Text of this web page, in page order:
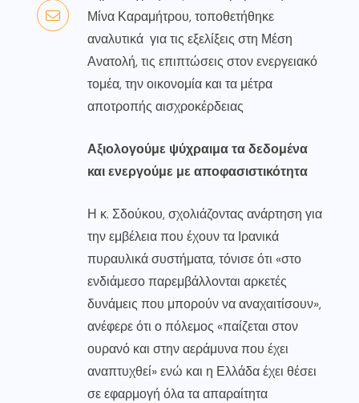
Μίνα Καραμήτρου, τοποθετήθηκε
αναλυτικά για τις εξελίξεις στη Μέση
Ανατολή, τις επιπτώσεις στον ενεργειακό
τομέα, την οικονομία και τα μέτρα
αποτροπής αισχροκέρδειας
Αξιολογούμε ψύχραιμα τα δεδομένα
και ενεργούμε με αποφασιστικότητα
Η κ. Σδούκου, σχολιάζοντας ανάρτηση για
την εμβέλεια που έχουν τα Ιρανικά
πυραυλικά συστήματα, τόνισε ότι «στο
ενδιάμεσο παρεμβάλλονται αρκετές
δυνάμεις που μπορούν να αναχαιτίσουν»,
ανέφερε ότι ο πόλεμος «παίζεται στον
ουρανό και στην αεράμυνα που έχει
αναπτυχθεί» ενώ και η Ελλάδα έχει θέσει
σε εφαρμογή όλα τα απαραίτητα